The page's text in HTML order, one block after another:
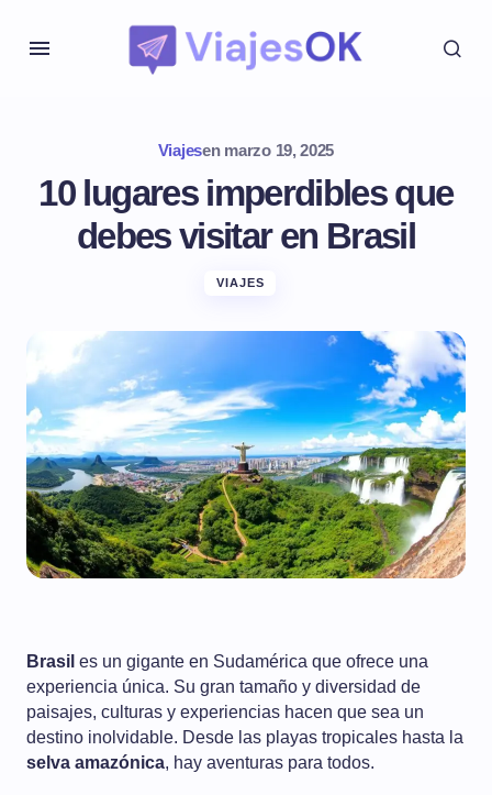
Viajesen marzo 19, 2025
10 lugares imperdibles que
debes visitar en Brasil
VIAJES
Brasil es un gigante en Sudamérica que ofrece una
experiencia única. Su gran tamaño y diversidad de
paisajes, culturas y experiencias hacen que sea un
destino inolvidable. Desde las playas tropicales hasta la
selva amazónica, hay aventuras para todos.